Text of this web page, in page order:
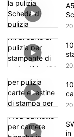
in